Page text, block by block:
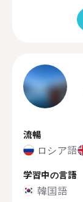
流暢
ロシア語
学習中の言語
韓国語